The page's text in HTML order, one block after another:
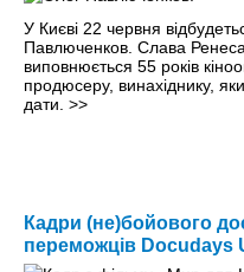
У Києві 22 червня
Павлюченков. Слава
виповнюється 55 років
продюсеру, винахіднику,
дати. >>
Кадри (не)бойового
переможців Docudays